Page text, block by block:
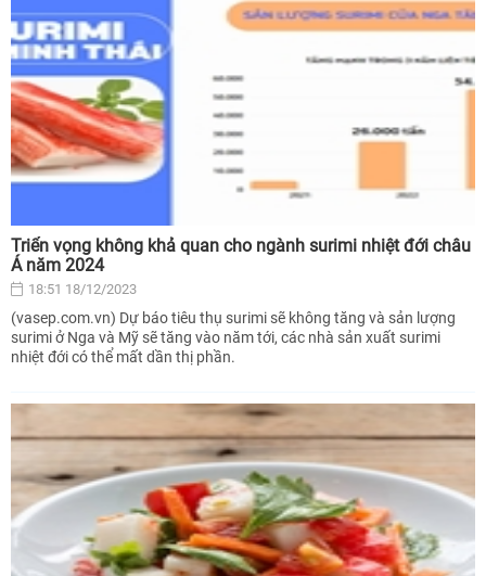
Triển vọng không khả quan cho ngành surimi nhiệt đới châu
Á năm 2024
18:51 18/12/2023
(vasep.com.vn) Dự báo tiêu thụ surimi sẽ không tăng và sản lượng
surimi ở Nga và Mỹ sẽ tăng vào năm tới, các nhà sản xuất surimi
nhiệt đới có thể mất dần thị phần.